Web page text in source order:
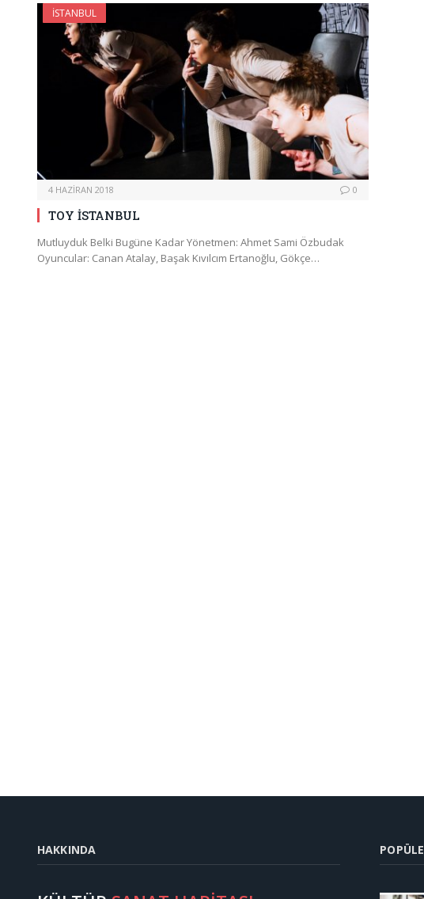
İSTANBUL
4 HAZIRAN 2018 0
TOY İSTANBUL
Mutluyduk Belki Bugüne Kadar Yönetmen: Ahmet Sami Özbudak
Oyuncular: Canan Atalay, Başak Kıvılcım Ertanoğlu, Gökçe…
HAKKINDA